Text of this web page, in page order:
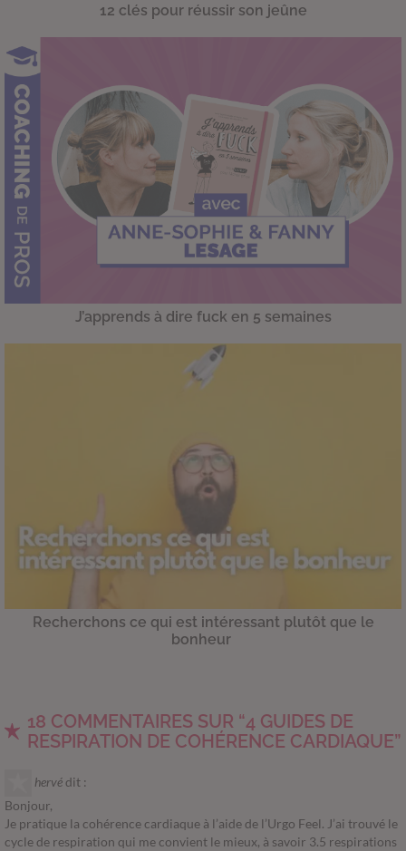
12 clés pour réussir son jeûne
J’apprends à dire fuck en 5 semaines
Recherchons ce qui est intéressant plutôt que le
bonheur
18 COMMENTAIRES SUR “4 GUIDES DE
RESPIRATION DE COHÉRENCE CARDIAQUE”
hervé dit :
Bonjour,
Je pratique la cohérence cardiaque à l’aide de l’Urgo Feel. J’ai trouvé le
cycle de respiration qui me convient le mieux, à savoir 3.5 respirations